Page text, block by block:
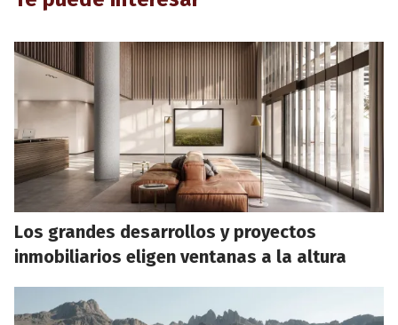
Los grandes desarrollos y proyectos
inmobiliarios eligen ventanas a la altura